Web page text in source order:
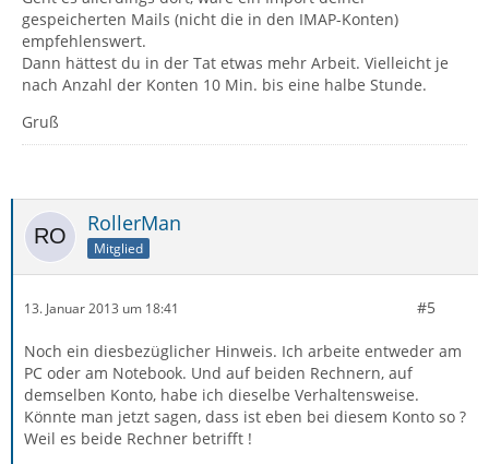
gespeicherten Mails (nicht die in den IMAP-Konten)
empfehlenswert.
Dann hättest du in der Tat etwas mehr Arbeit. Vielleicht je
nach Anzahl der Konten 10 Min. bis eine halbe Stunde.
Gruß
RollerMan
Mitglied
13. Januar 2013 um 18:41 #5
Noch ein diesbezüglicher Hinweis. Ich arbeite entweder am
PC oder am Notebook. Und auf beiden Rechnern, auf
demselben Konto, habe ich dieselbe Verhaltensweise.
Könnte man jetzt sagen, dass ist eben bei diesem Konto so ?
Weil es beide Rechner betrifft !